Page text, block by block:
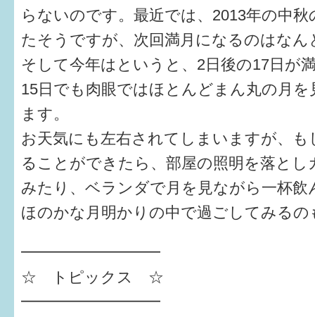
らないのです。最近では、2013年の中
たそうですが、次回満月になるのはなん
そして今年はというと、2日後の17日が
15日でも肉眼ではほとんどまん丸の月
ます。
お天気にも左右されてしまいますが、も
ることができたら、部屋の照明を落とし
みたり、ベランダで月を見ながら一杯飲
ほのかな月明かりの中で過ごしてみるの
━━━━━━━━━
☆ トピックス ☆
━━━━━━━━━
さまざまな支援
子育てカレンダー
妊娠
出産〜3か月
3か月〜6か月
6か月〜1歳
1歳〜3歳
3歳〜就学前
就学後〜